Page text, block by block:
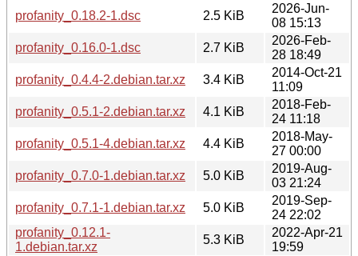
profanity_0.18.2-1.dsc
2.5 KiB
2026-Jun-
08 15:13
profanity_0.16.0-1.dsc
2.7 KiB
2026-Feb-
28 18:49
profanity_0.4.4-2.debian.tar.xz
3.4 KiB
2014-Oct-21
11:09
profanity_0.5.1-2.debian.tar.xz
4.1 KiB
2018-Feb-
24 11:18
profanity_0.5.1-4.debian.tar.xz
4.4 KiB
2018-May-
27 00:00
profanity_0.7.0-1.debian.tar.xz
5.0 KiB
2019-Aug-
03 21:24
profanity_0.7.1-1.debian.tar.xz
5.0 KiB
2019-Sep-
24 22:02
profanity_0.12.1-
1.debian.tar.xz
5.3 KiB
2022-Apr-21
19:59